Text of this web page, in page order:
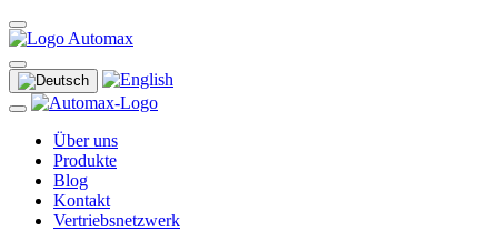
Über uns
Produkte
Blog
Kontakt
Vertriebsnetzwerk